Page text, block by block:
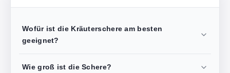
Wofür ist die Kräuterschere am besten
geeignet?
Wie groß ist die Schere?